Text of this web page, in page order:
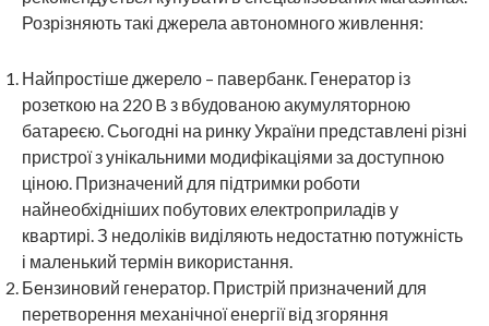
Розрізняють такі джерела автономного живлення:
Найпростіше джерело – павербанк. Генератор із
розеткою на 220 B з вбудованою акумуляторною
батареєю. Сьогодні на ринку України представлені різні
пристрої з унікальними модифікаціями за доступною
ціною. Призначений для підтримки роботи
найнеобхідніших побутових електроприладів у
квартирі. З недоліків виділяють недостатню потужність
і маленький термін використання.
Бензиновий генератор. Пристрій призначений для
перетворення механічної енергії від згоряння